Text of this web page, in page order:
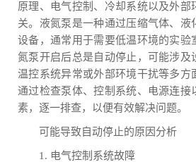
原理、电气控制、冷却系统以及外部
关。液氮泵是一种通过压缩气体、液
设备，通常用于需要低温环境的实验
氮泵开启后总是自动停止，可能涉及
温控系统异常或外部环境干扰等多方
通过检查泵体、控制系统、电源连接
素，逐一排查，以便有效解决问题。
可能导致自动停止的原因分析
1. 电气控制系统故障